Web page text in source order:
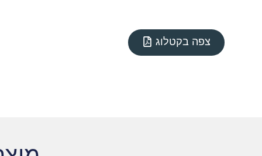
צפה בקטלוג